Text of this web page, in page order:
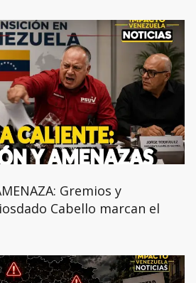
Gremios y
Cabello marcan el